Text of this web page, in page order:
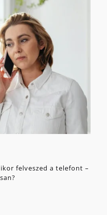
felveszed a telefont –